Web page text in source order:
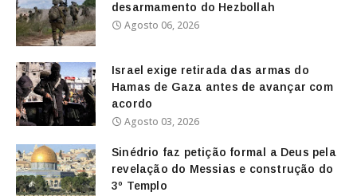
desarmamento do Hezbollah
Agosto 06, 2026
Israel exige retirada das armas do
Hamas de Gaza antes de avançar com
acordo
Agosto 03, 2026
Sinédrio faz petição formal a Deus pela
revelação do Messias e construção do
3º Templo